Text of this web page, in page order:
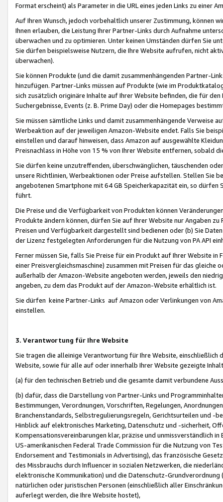
Format erscheint) als Parameter in die URL eines jeden Links zu einer
Auf Ihren Wunsch, jedoch vorbehaltlich unserer Zustimmung, können
Ihnen erlauben, die Leistung Ihrer Partner-Links durch Aufnahme
überwachen und zu optimieren. Unter keinen Umständen dürfen Sie
Sie dürfen beispielsweise Nutzern, die Ihre Website aufrufen, nicht
überwachen).
Sie können Produkte (und die damit zusammenhängenden Partner-
hinzufügen. Partner-Links müssen auf Produkte (wie im
sich zusätzlich originäre Inhalte auf Ihrer Website befinden, die für
Suchergebnisse, Events (z. B. Prime Day) oder die Homepages
Sie müssen sämtliche Links und damit zusammenhängende
Werbeaktion auf der jeweiligen Amazon-Website endet. Falls Sie
einstellen und darauf hinweisen, dass Amazon auf ausgewählte
Preisnachlass in Höhe von 15 % von Ihrer Website entfernen, sobald
Sie dürfen keine unzutreffenden, überschwänglichen, täuschenden
unsere Richtlinien, Werbeaktionen oder Preise aufstellen. Stellen Sie
angebotenen Smartphone mit 64 GB Speicherkapazität ein, so dürfen
führt.
Die Preise und die Verfügbarkeit von Produkten können
Produkte ändern können, dürfen Sie auf Ihrer Website nur Angaben
Preisen und Verfügbarkeit dargestellt sind bedienen oder (b) Sie
der Lizenz festgelegten Anforderungen für die Nutzung von PA API
Ferner müssen Sie, falls Sie Preise für ein Produkt auf Ihrer Website
einer Preisvergleichsmaschine) zusammen mit Preisen für das
außerhalb der Amazon-Website angeboten werden, jeweils den
angeben, zu dem das Produkt auf der Amazon-Website erhältlich ist.
Sie dürfen keine Partner-Links auf Amazon oder Verlinkungen von
einstellen.
3. Verantwortung für Ihre Website
Sie tragen die alleinige Verantwortung für Ihre Website,
Website, sowie für alle auf oder innerhalb Ihrer Website gezeigte
(a) für den technischen Betrieb und die gesamte damit verbundene
(b) dafür, dass die Darstellung von Partner-Links und
Bestimmungen, Verordnungen, Vorschriften, Regelungen,
Branchenstandards, Selbstregulierungsregeln, Gerichtsurteilen und -
Hinblick auf elektronisches Marketing, Datenschutz und -sicherheit,
Kompensationsvereinbarungen klar, präzise und unmissverständlich
US-amerikanischen Federal Trade Commission für die Nutzung von
Endorsement and Testimonials in Advertising), das französische
des Missbrauchs durch Influencer in sozialen Netzwerken, die
elektronische Kommunikation) und die Datenschutz-
natürlichen oder juristischen Personen (einschließlich aller
auferlegt werden, die Ihre Website hostet),